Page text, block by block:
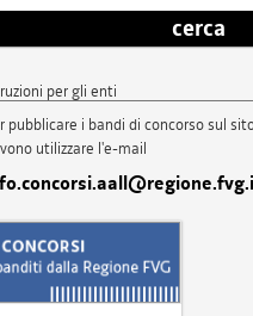
cerca
per gli enti
pubblicare i bandi di concorso sul
utilizzare l'e-mail